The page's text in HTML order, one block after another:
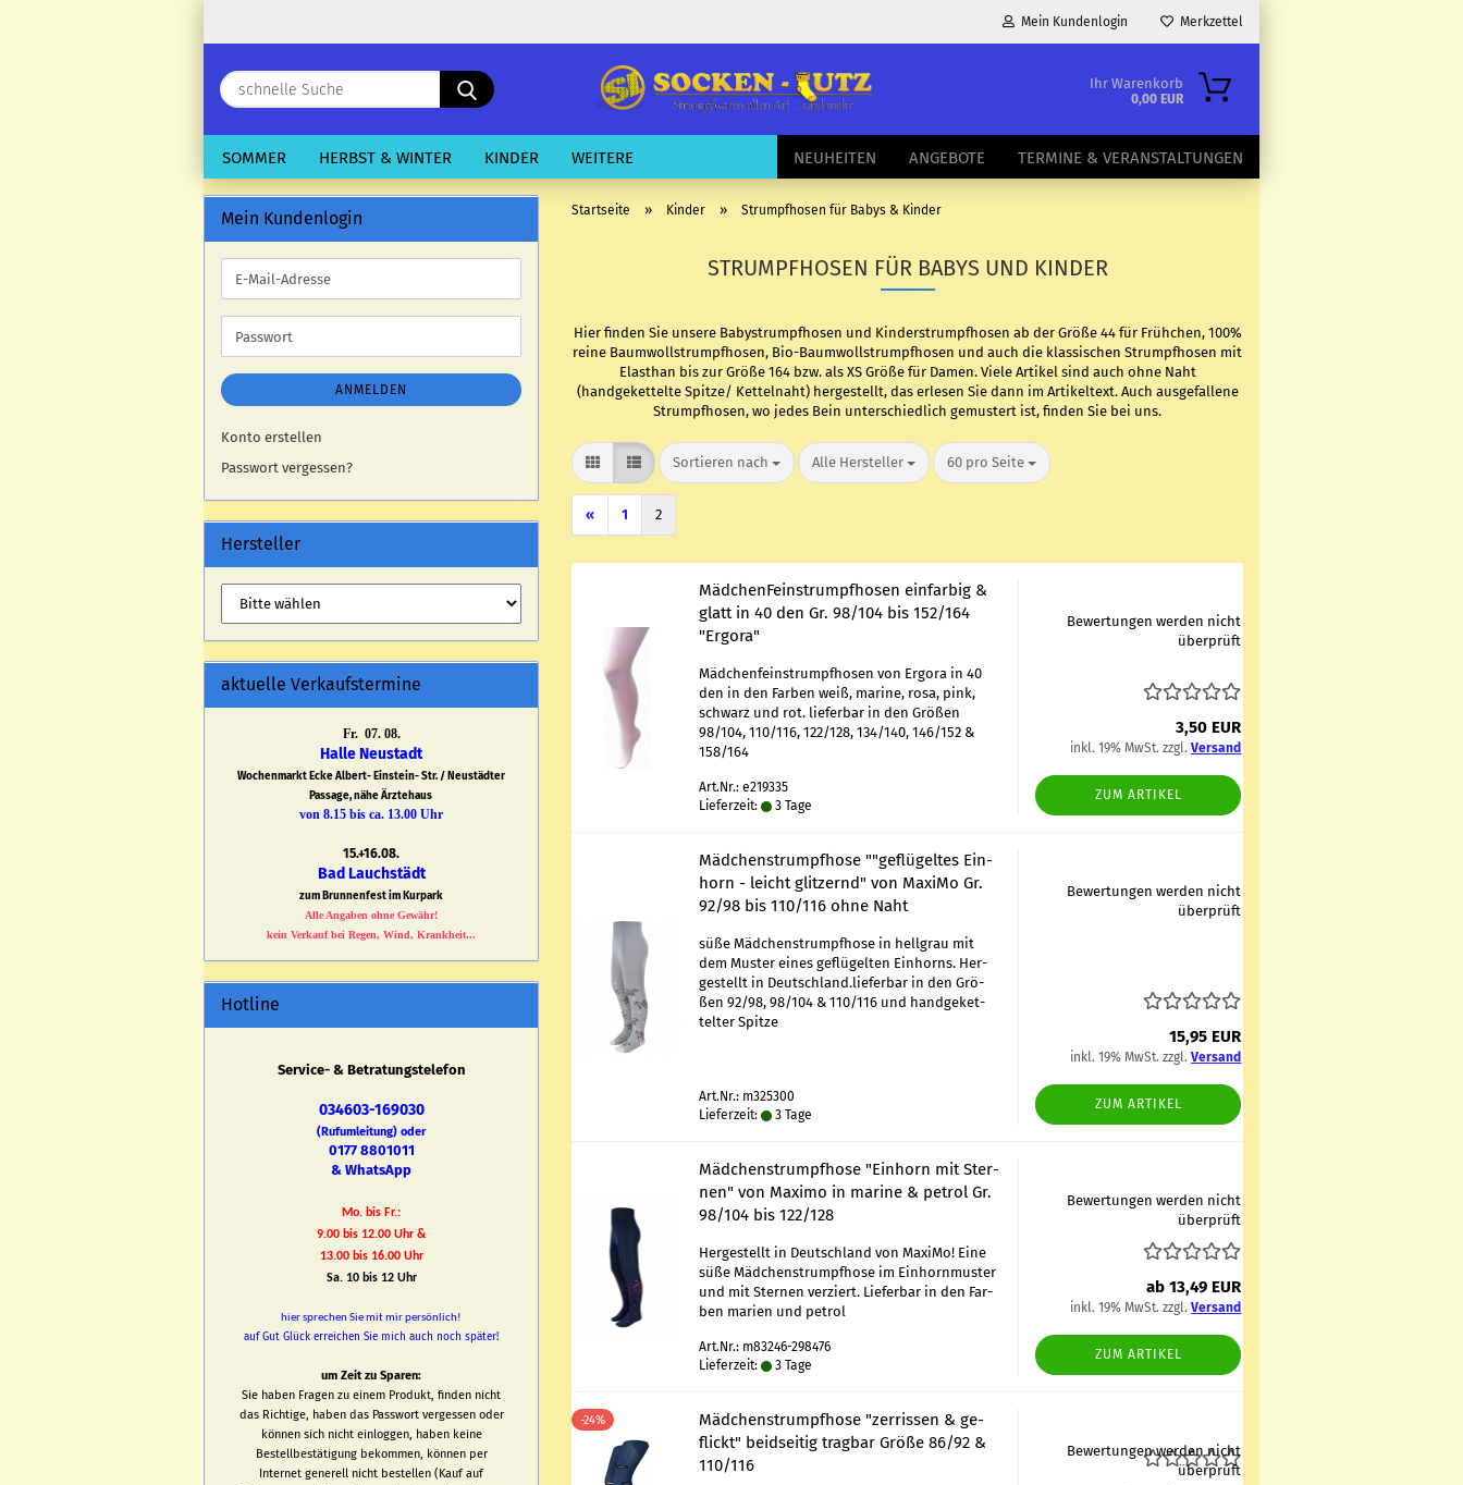
Mein Kundenlogin
Konto erstellen
Passwort vergessen?
Merkzettel
schnelle
Suche
Ihr Warenkorb
0,00 EUR
SOMMER HERBST & WINTER KINDER NEUHEITEN ANGEBOTE TERMINE & VERANSTALTUNGEN
WEITERE
Startseite » Kinder » Strumpfhosen für Babys & Kinder
STRUMPFHOSEN FÜR BABYS UND KINDER
Hier finden Sie unsere Babystrumpfhosen und Kinderstrumpfhosen ab der Größe 44 für Frühchen, 100%
reine Baumwollstrumpfhosen, Bio-Baumwollstrumpfhosen und auch die klassischen Strumpfhosen mit
Elasthan bis zur Größe 164 bzw. als XS Größe für Damen. Viele Artikel sind auch ohne Naht
(handgekettelte Spitze/ Kettelnaht) hergestellt, das erlesen Sie dann im Artikeltext. Auch ausgefallene
Strumpfhosen, wo jedes Bein unterschiedlich gemustert ist, finden Sie bei uns.
Sortieren nach
Sortieren nach Alle Hersteller
pro Seite 60 pro Seite
pro Seite
« 1 2
Mäd­chen­Fe­in­strumpf­ho­sen ein­far­big &
glatt in 40 den Gr. 98/104 bis 152/164
"Er­go­ra"
Mäd­chen­fe­in­strumpf­ho­sen von Er­go­ra in 40
den in den Far­ben weiß, ma­ri­ne, rosa, pink,
schwarz und rot. lie­fer­bar in den Grö­ßen
98/104, 110/116, 122/128, 134/140, 146/152 &
158/164
Art.Nr.: e219335
Lieferzeit:
3 Tage
Bewertungen werden nicht
überprüft
3,50 EUR
inkl. 19% MwSt. zzgl.Versand
ZUM ARTIKEL
Mäd­chen­strumpf­ho­se ""ge­flü­gel­tes Ein­
horn - leicht glit­zernd" von Ma­xi­Mo Gr.
92/98 bis 110/116 ohne Naht
süße Mäd­chen­strumpf­ho­se in hell­grau mit
dem Mus­ter eines ge­flü­gel­ten Ein­horns. Her­
ge­stellt in Deutsch­land.lie­fer­bar in den Grö­
ßen 92/98, 98/104 & 110/116 und hand­ge­ket­
tel­ter Spit­ze
Art.Nr.: m325300
Lieferzeit:
3 Tage
Bewertungen werden nicht
überprüft
15,95 EUR
inkl. 19% MwSt. zzgl.Versand
ZUM ARTIKEL
Mäd­chen­strumpf­ho­se "Ein­horn mit Ster­
nen" von Ma­xi­mo in ma­ri­ne & pe­trol Gr.
98/104 bis 122/128
Her­ge­stellt in Deutsch­land von Ma­xi­Mo! Eine
süße Mäd­chen­strumpf­ho­se im Ein­horn­mus­ter
und mit Ster­nen ver­ziert. Lie­fer­bar in den Far­
ben ma­ri­en und pe­trol
Art.Nr.: m83246-298476
Lieferzeit:
3 Tage
Bewertungen werden nicht
überprüft
ab 13,49 EUR
inkl. 19% MwSt. zzgl.Versand
ZUM ARTIKEL
-24%
Mäd­chen­strumpf­ho­se "zer­ris­sen & ge­
flickt" beid­sei­tig trag­bar Größe 86/92 &
110/116
Bewertungen werden nicht
überprüft
Mein Kundenlogin
E-
Mail-
Adresse
Passwort
ANMELDEN
Konto erstellen
Passwort vergessen?
Hersteller
aktuelle Verkaufstermine
Fr. 07. 08.
Halle Neustadt
Wochenmarkt Ecke Albert- Einstein- Str. / Neustädter
Passage, nähe Ärztehaus
von 8.15 bis ca. 13.00 Uhr
15.+16.08.
Bad Lauchstädt
zum Brunnenfest im Kurpark
Alle Angaben ohne Gewähr!
kein Verkauf bei Regen, Wind, Krankheit...
Hotline
Service- & Betratungstelefon
034603-169030
(Rufumleitung) oder
0177 8801011
& WhatsApp
Mo. bis Fr.:
9.00 bis 12.00 Uhr &
13.00 bis 16.00 Uhr
Sa. 10 bis 12 Uhr
hier sprechen Sie mit mir persönlich!
auf Gut Glück erreichen Sie mich auch noch später!
um Zeit zu Sparen:
Sie haben Fragen zu einem Produkt, finden nicht
das Richtige, haben das Passwort vergessen oder
können sich nicht einloggen, haben keine
Bestellbestätigung bekommen, können per
Internet generell nicht bestellen (Kauf auf